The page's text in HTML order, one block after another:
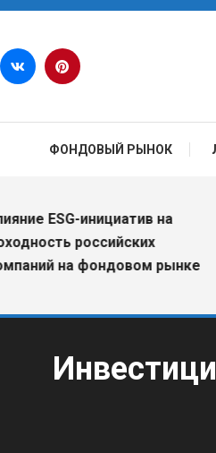
Перейти к содержимому
ФОНДОВЫЙ РЫНОК
ESG-инициатив на
российских
на фондовом рынке